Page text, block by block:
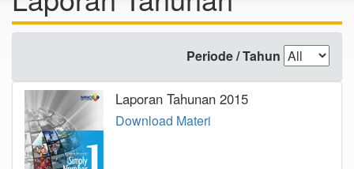
Periode / Tahun
Laporan Tahunan 2015
Download Materi